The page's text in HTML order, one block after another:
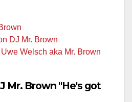
DJ Mr. Brown
Welsch aka Mr. Brown
Mr. Brown "He's got